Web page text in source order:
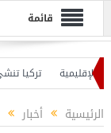
قائمة
تركيا تنشئ 3 مستشفيات في مناطق درع الفرات بسوريا
الرئيسية أخبار